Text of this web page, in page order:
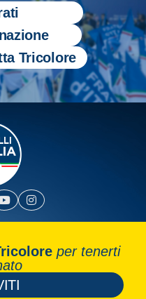
Tricolore
per tenerti